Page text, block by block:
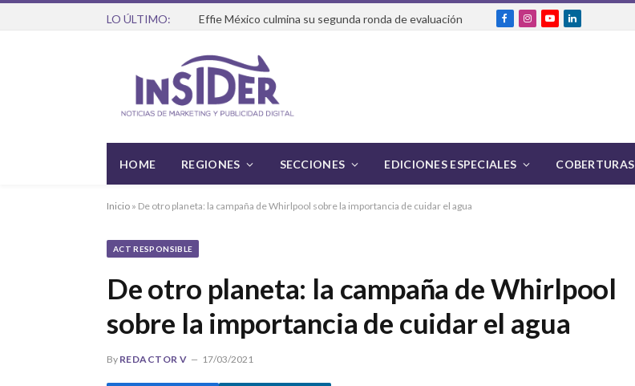
LO ÚLTIMO: Effie México culmina su segunda ronda de evaluación
FacebookInstagram
YouTubeLinkedIn
HOME REGIONES SECCIONES EDICIONES ESPECIALES COBERTURAS
Inicio » De otro planeta: la campaña de Whirlpool sobre la importancia de cuidar el agua
ACT RESPONSIBLE
De otro planeta: la campaña de Whirlpool
sobre la importancia de cuidar el agua
By REDACTOR V 17/03/2021